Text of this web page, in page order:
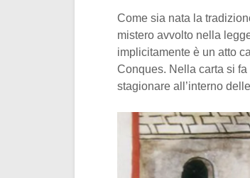
Come sia nata la
mistero avvolto nella
implicitamente è un atto
Conques. Nella carta si
stagionare all’interno delle